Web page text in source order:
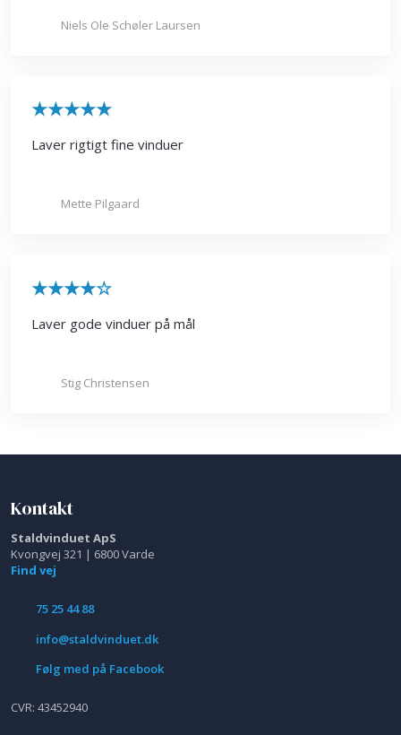
Niels Ole Schøler Laursen
​★★★★★
Laver rigtigt fine vinduer
Mette Pilgaard
​★★★★☆
Laver gode vinduer på mål
Stig Christensen
Kontakt
Staldvinduet ApS
Kvongvej 321 | 6800 Varde
Find vej
75 25 44 88
info@staldvinduet.dk
Følg med på Facebook
​CVR: 43452940